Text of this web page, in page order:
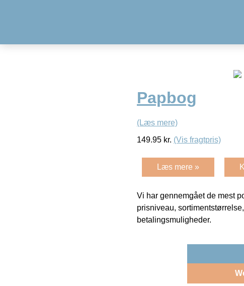
Papbog
(Læs mere)
149.95 kr. (Vis fragtpris)
Læs mere »
Vi har gennemgået de mest
prisniveau,
betalingsmuligheder.